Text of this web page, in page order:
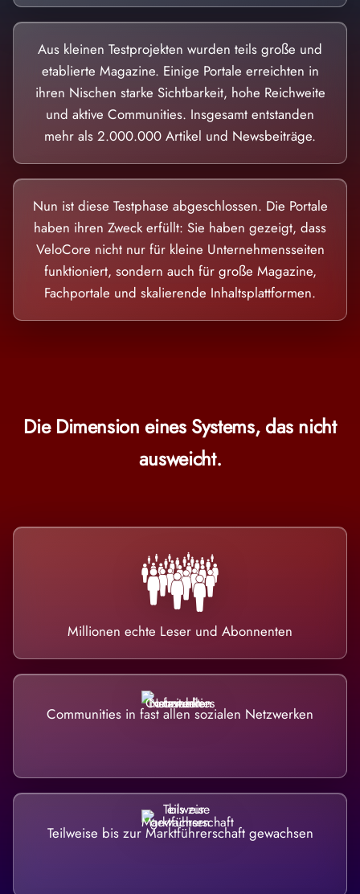
Aus kleinen Testprojekten wurden teils große und
etablierte Magazine. Einige Portale erreichten in
ihren Nischen starke Sichtbarkeit, hohe Reichweite
und aktive Communities. Insgesamt entstanden
mehr als 2.000.000 Artikel und Newsbeiträge.
Nun ist diese Testphase abgeschlossen. Die Portale
haben ihren Zweck erfüllt: Sie haben gezeigt, dass
VeloCore nicht nur für kleine Unternehmensseiten
funktioniert, sondern auch für große Magazine,
Fachportale und skalierende Inhaltsplattformen.
Die Dimension eines Systems, das nicht
ausweicht.
Millionen echte Leser und Abonnenten
Communities in fast allen sozialen Netzwerken
Teilweise bis zur Marktführerschaft gewachsen